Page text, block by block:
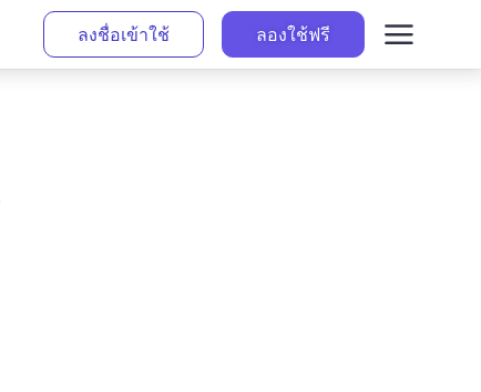
ลงชื่อเข้าใช้ ลองใช้ฟรี